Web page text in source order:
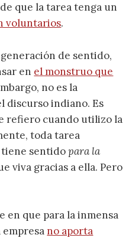
que la tarea tenga un
voluntarios.
de sentido,
en el monstruo que
no es la
discurso indiano. Es
refiero cuando utilizo la
toda tarea
tiene sentidopara la
viva gracias a ella. Pero
en que para la inmensa
empresano aporta